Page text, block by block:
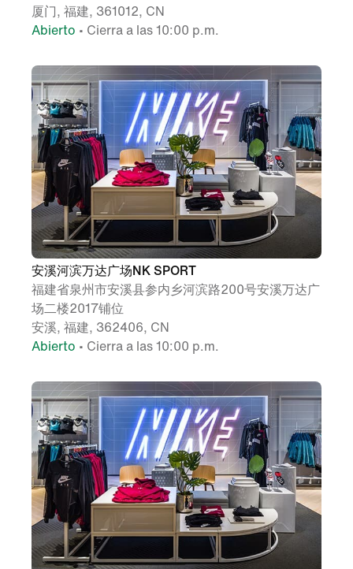
厦门, 福建, 361012, CN
Abierto • Cierra a las 10:00 p.m.
安溪河滨万达广场NK SPORT
福建省泉州市安溪县参内乡河滨路200号安溪万达广
场二楼2017铺位
安溪, 福建, 362406, CN
Abierto • Cierra a las 10:00 p.m.